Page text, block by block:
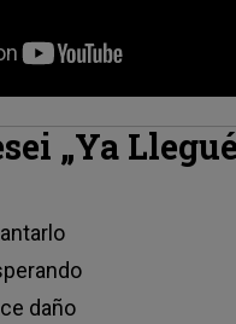
„Ya
daño